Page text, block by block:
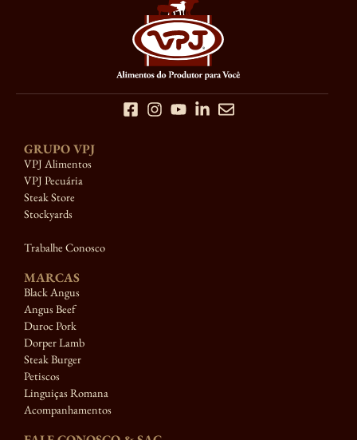
GRUPO VPJ
VPJ Alimentos
VPJ Pecuária
Steak Store
Stockyards
Trabalhe Conosco
MARCAS
Black Angus
Angus Beef
Duroc Pork
Dorper Lamb
Steak Burger
Petiscos
Linguiças Romana
Acompanhamentos